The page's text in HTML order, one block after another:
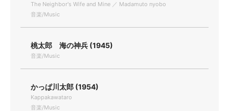
The Neighbor's Wife and Mine ／ Madamuto nyobo
音楽/Music
桃太郎 海の神兵 (1945)
音楽/Music
かっぱ川太郎 (1954)
Kappakawataro
音楽/Music